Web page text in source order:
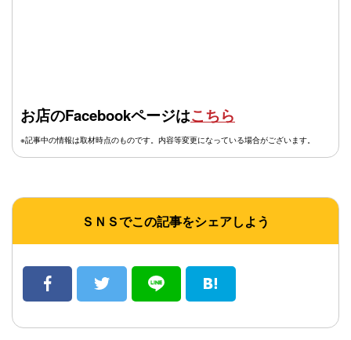
お店のFacebookページはこちら
※記事中の情報は取材時点のものです。内容等変更になっている場合がございます。
ＳＮＳでこの記事をシェアしよう